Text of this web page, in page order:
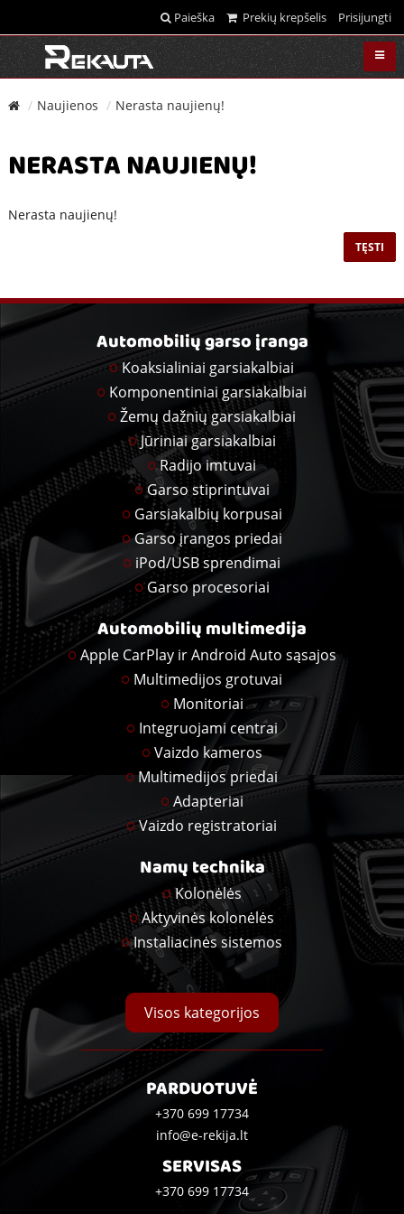
Paieška Prekių krepšelis Prisijungti
Naujienos Nerasta naujienų!
NERASTA NAUJIENŲ!
Nerasta naujienų!
TĘSTI
Automobilių garso įranga
Koaksialiniai garsiakalbiai
Komponentiniai garsiakalbiai
Žemų dažnių garsiakalbiai
Jūriniai garsiakalbiai
Radijo imtuvai
Garso stiprintuvai
Garsiakalbių korpusai
Garso įrangos priedai
iPod/USB sprendimai
Garso procesoriai
Automobilių multimedija
Apple CarPlay ir Android Auto sąsajos
Multimedijos grotuvai
Monitoriai
Integruojami centrai
Vaizdo kameros
Multimedijos priedai
Adapteriai
Vaizdo registratoriai
Namų technika
Kolonėlės
Aktyvinės kolonėlės
Instaliacinės sistemos
Visos kategorijos
PARDUOTUVĖ
+370 699 17734
info@e-rekija.lt
SERVISAS
+370 699 17734